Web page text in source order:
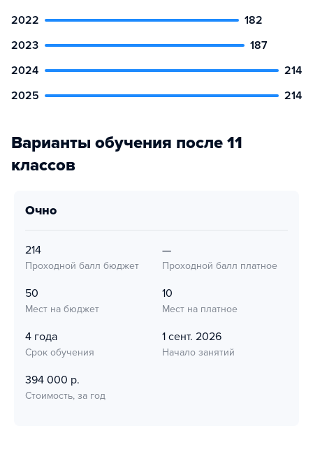
2022
182
2023
187
2024
214
2025
214
Варианты обучения после 11
классов
очно
214
Проходной балл бюджет
—
Проходной балл платное
50
Мест на бюджет
10
Мест на платное
4 года
Срок обучения
1 сент. 2026
Начало занятий
394 000 р.
Стоимость, за год